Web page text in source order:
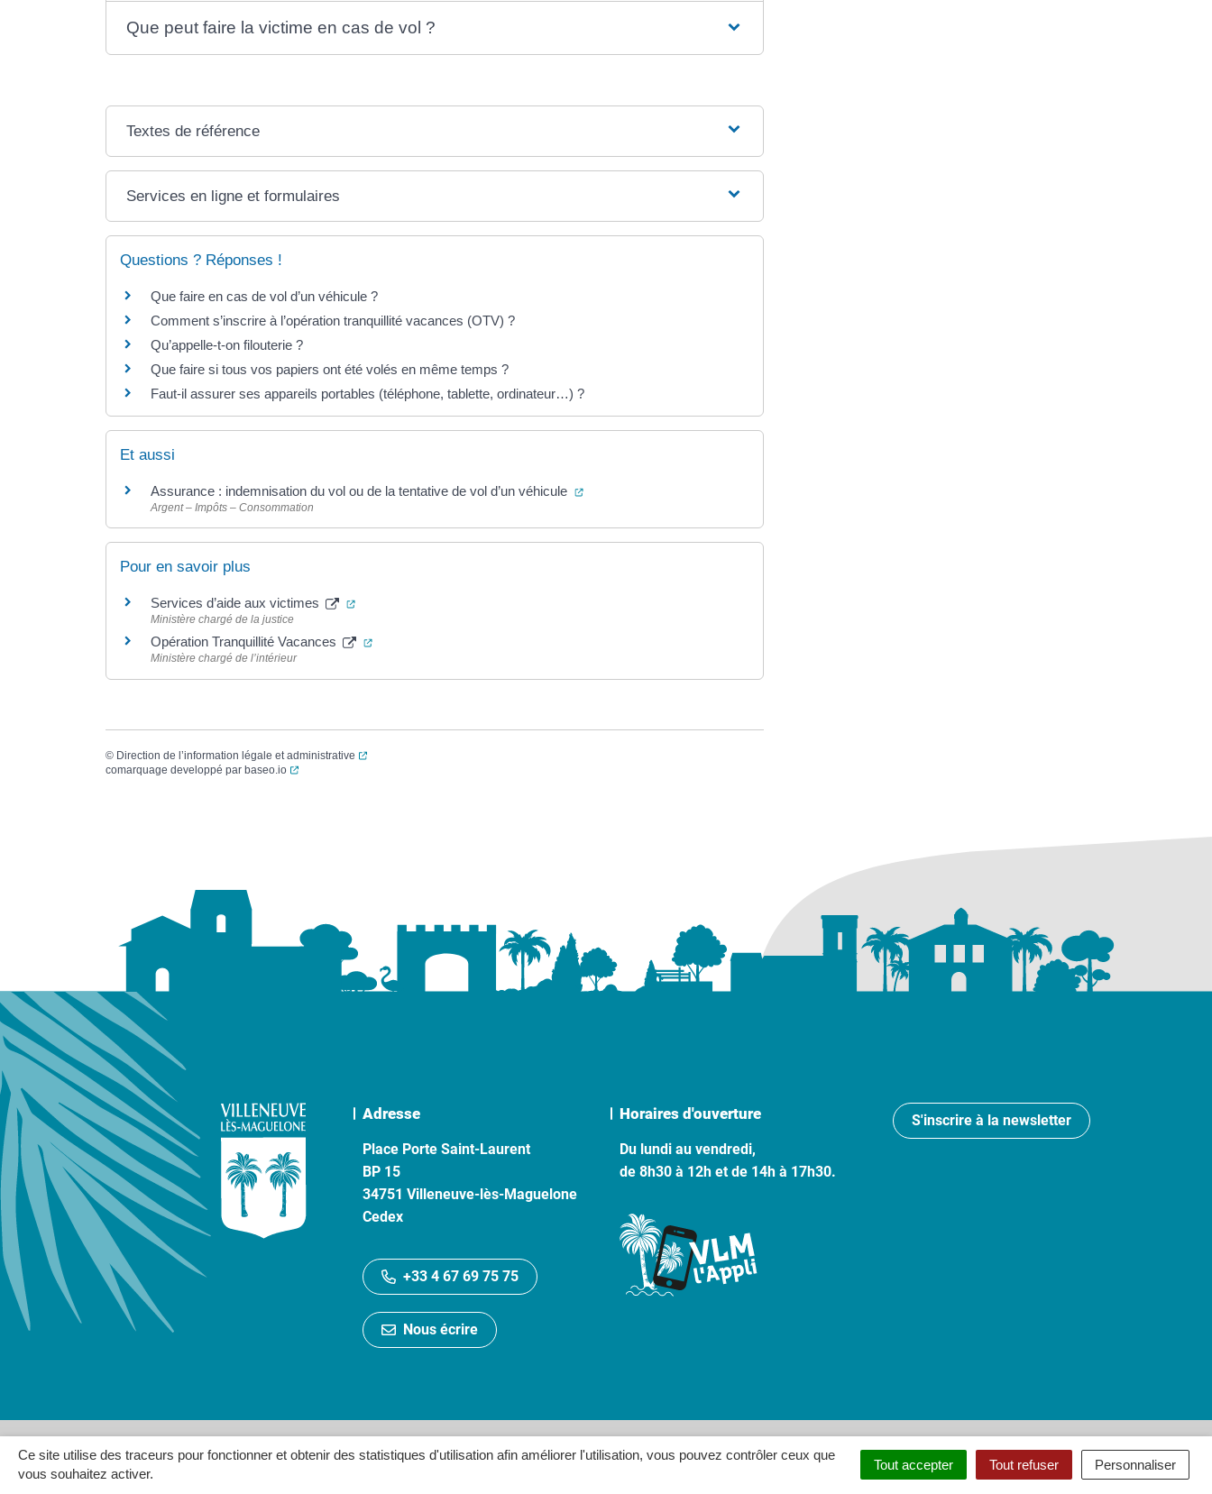
Ce site utilise des traceurs pour fonctionner et obtenir des statistiques d'utilisation afin améliorer l'utilisation, vous pouvez contrôler ceux que
vous souhaitez activer.
Tout accepter Tout refuser Personnaliser
Que peut faire la victime en cas de vol ?
Textes de référence
Services en ligne et formulaires
Questions ? Réponses !
Que faire en cas de vol d’un véhicule ?
Comment s’inscrire à l’opération tranquillité vacances (OTV) ?
Qu’appelle-t-on filouterie ?
Que faire si tous vos papiers ont été volés en même temps ?
Faut-il assurer ses appareils portables (téléphone, tablette, ordinateur…) ?
Et aussi
Assurance : indemnisation du vol ou de la tentative de vol d’un véhicule (ouverture dans un nouvel onglet)
Argent – Impôts – Consommation
Pour en savoir plus
Services d’aide aux victimes (ouverture dans un nouvel onglet)
Ministère chargé de la justice
Opération Tranquillité Vacances (ouverture dans un nouvel onglet)
Ministère chargé de l’intérieur
© Direction de l’information légale et administrative
(ouverture dans un nouvel onglet)
comarquage developpé par baseo.io (ouverture dans un nouvel onglet)
Adresse
Place Porte Saint-Laurent
BP 15
34751 Villeneuve-lès-Maguelone
Cedex
+33 4 67 69 75 75
Nous écrire
Horaires d'ouverture
Du lundi au vendredi,
de 8h30 à 12h et de 14h à 17h30.
S'inscrire à la newsletter